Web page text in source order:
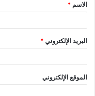
الاسم *
البريد الإلكتروني*
الموقع الإلكتروني